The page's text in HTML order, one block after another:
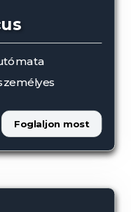
Foglaljon most